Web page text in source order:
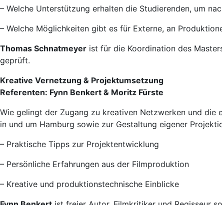
– Welche Unterstützung erhalten die Studierenden, um
– Welche Möglichkeiten gibt es für Externe, an
Thomas Schnatmeyer ist für die Koordination des
geprüft.
Kreative Vernetzung & Projektumsetzung
Referenten: Fynn Benkert & Moritz Fürste
Wie gelingt der Zugang zu kreativen Netzwerken und
in und um Hamburg sowie zur Gestaltung eigener
– Praktische Tipps zur Projektentwicklung
– Persönliche Erfahrungen aus der Filmproduktion
– Kreative und produktionstechnische Einblicke